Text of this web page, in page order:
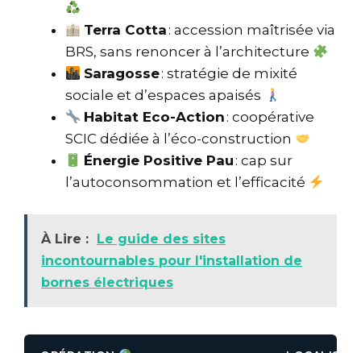
Terra Cotta : accession maîtrisée via
BRS, sans renoncer à l’architecture
Saragosse: stratégie de mixité
sociale et d’espaces apaisés
Habitat Eco-Action : coopérative
SCIC dédiée à l’éco-construction
Énergie Positive Pau : cap sur
l’autoconsommation et l’efficacité
À Lire : Le guide des sites
incontournables pour l'installation de
bornes électriques